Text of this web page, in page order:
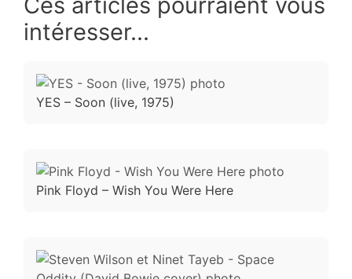
intéresser...
YES – Soon (live, 1975)
Pink Floyd – Wish You Were Here